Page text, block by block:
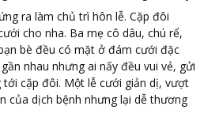
ra làm chủ trì hôn lễ. Cặp đôi
cho nha. Ba mẹ cô dâu, chú rể,
bè đều có mặt ở đám cưới đặc
nhau nhưng ai nấy đều vui vẻ, gửi
tới cặp đôi. Một lễ cưới giản dị, vượt
của dịch bệnh nhưng lại dễ thương